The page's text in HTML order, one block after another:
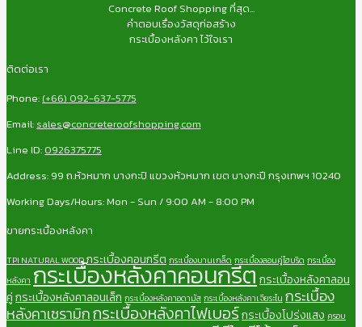
Concrete Roof Shopping ที่สุด...
คำตอบเรื่องวัสดุก่อสร้าง
กระเบื้องหลังคา ไว้ใจเรา
ติดต่อเรา
Phone: (+66) 092-637-5775
Email: sales@concreteroofshopping.com
Line ID: 0926375775
Address: 99 ถ.หัวหมาก บางกะปิ แขวงหัวหมาก เขต บางกะปี กรุงเทพฯ 10240
Working Days/Hours: Mon - Sun / 9:00 AM - 8:00 PM
ขายกระเบื้องหลังคา
TPI NATURAL WOODกระเบื้องคอนกรีตกระเบื้องบานเกล็ด กระเบื้องลอนคู่ไฮบริด กระเบื้อง
หลังคา กระเบื้องหลังคาคอนกรีตกระเบื้องหลังคาลอน
คู่กระเบื้องหลังคาลอนเล็กกระเบื้องหลังคาอดามัสกระเบื้องหลังคาเจียระไน กระเบื้อง
หลังคาเซรามิกกระเบื้องหลังคาไฟเบอร์กระเบื้องโปร่งแสง ครอบ